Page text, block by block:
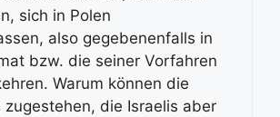
sich in Polen
also gegebenenfalls in
bzw. die seiner Vorfahren
Warum können die
zugestehen, die Israelis aber